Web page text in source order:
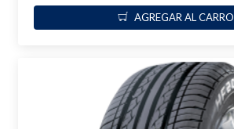
AGREGAR AL CARRO